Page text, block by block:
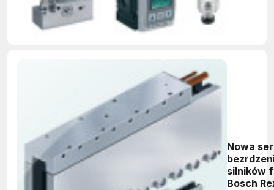
Nowa
silników
Bosch